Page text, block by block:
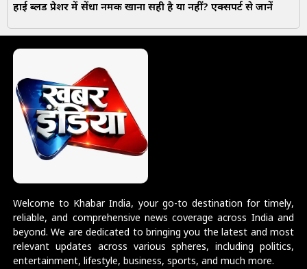
हाई ब्लड प्रेशर में सेंधा नमक खाना सही है या नहीं? एक्सपर्ट से जानें
Welcome to Khabar India, your go-to destination for timely,
reliable, and comprehensive news coverage across India and
beyond. We are dedicated to bringing you the latest and most
relevant updates across various spheres, including politics,
entertainment, lifestyle, business, sports, and much more.